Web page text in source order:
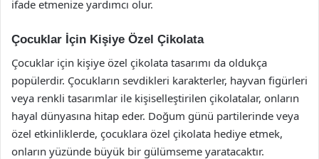
ifade etmenize yardımcı olur.
Çocuklar İçin Kişiye Özel Çikolata
Çocuklar için kişiye özel çikolata tasarımı da oldukça
popülerdir. Çocukların sevdikleri karakterler, hayvan figürleri
veya renkli tasarımlar ile kişiselleştirilen çikolatalar, onların
hayal dünyasına hitap eder. Doğum günü partilerinde veya
özel etkinliklerde, çocuklara özel çikolata hediye etmek,
onların yüzünde büyük bir gülümseme yaratacaktır.